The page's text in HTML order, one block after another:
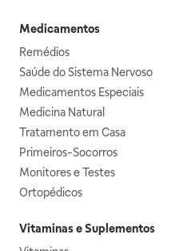
Medicamentos
Remédios
Saúde do Sistema Nervoso
Medicamentos Especiais
Medicina Natural
Tratamento em Casa
Primeiros-Socorros
Monitores e Testes
Ortopédicos
Vitaminas e Suplementos